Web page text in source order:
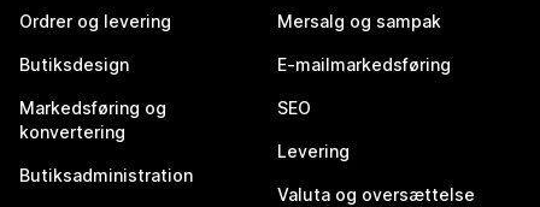
Ordrer og levering
Butiksdesign
Markedsføring og
konvertering
Butiksadministration
Mersalg og sampak
E-mailmarkedsføring
SEO
Levering
Valuta og oversættelse